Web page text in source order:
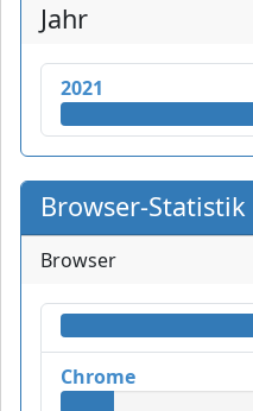
Jahr
2021
Browser-Statistik
Browser
Chrome